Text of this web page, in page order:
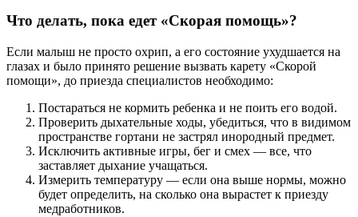
Что делать, пока едет «Скорая помощь»?
Если малыш не просто охрип, а его состояние ухудшается на
глазах и было принято решение вызвать карету «Скорой
помощи», до приезда специалистов необходимо:
Постараться не кормить ребенка и не поить его водой.
Проверить дыхательные ходы, убедиться, что в видимом
пространстве гортани не застрял инородный предмет.
Исключить активные игры, бег и смех — все, что
заставляет дыхание учащаться.
Измерить температуру — если она выше нормы, можно
будет определить, на сколько она вырастет к приезду
медработников.